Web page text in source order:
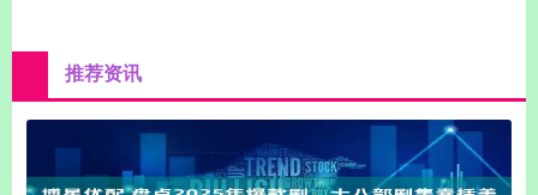
推荐资讯